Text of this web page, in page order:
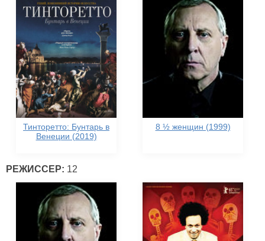
Тинторетто: Бунтарь в
Венеции (2019)
8 ½ женщин (1999)
РЕЖИССЕР: 12